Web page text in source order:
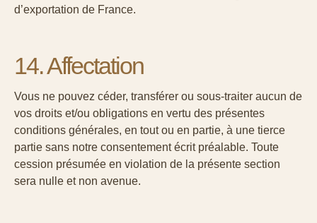
d’exportation de France.
14. Affectation
Vous ne pouvez céder, transférer ou sous-traiter aucun de
vos droits et/ou obligations en vertu des présentes
conditions générales, en tout ou en partie, à une tierce
partie sans notre consentement écrit préalable. Toute
cession présumée en violation de la présente section
sera nulle et non avenue.